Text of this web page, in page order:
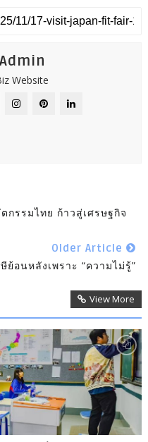
Website
รรมไทย ก้าวสู่เศรษฐกิจ
Older Article
ย้อนหลังเพราะ “ความไม่รู้”
View More